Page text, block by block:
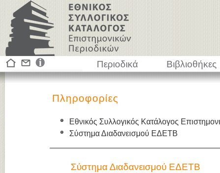
Περιοδικά Βιβλιοθήκες
Πληροφορίες
Εθνικός Συλλογικός Κατάλογος
Σύστημα Διαδανεισμού ΕΔΕΤΒ
Σύστημα Διαδανεισμού ΕΔΕΤΒ